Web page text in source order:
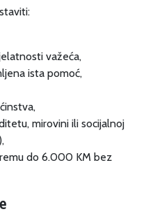
važeća,
ista pomoć,
mirovini ili socijalnoj
do 6.000 KM bez